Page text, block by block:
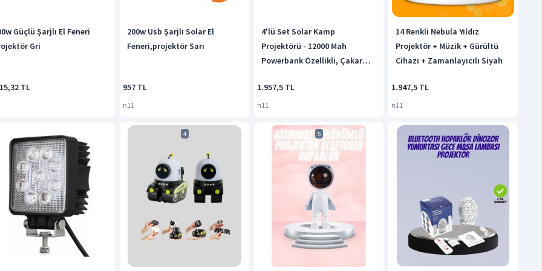
Güçlü Şarjlı El Feneri
Gri
TL
200w Usb Şarjlı Solar El
Feneri,projektör Sarı
957 TL
n11
4'lü Set Solar Kamp
Projektörü - 12000 Mah
Powerbank Özellikli, Çakar
1.957,5 TL
n11
14 Renkli Nebula Yıldız
Projektör + Müzik + Gürültü
Cihazı + Zamanlayıcılı Siyah
1.947,5 TL
n11
4 5